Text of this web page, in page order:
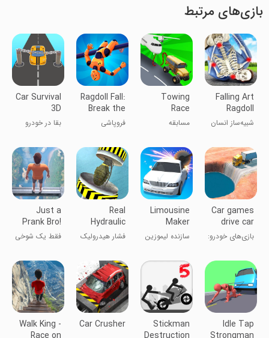
بازی‌های مرتبط
Falling Art
Ragdoll
Simulator
شبیه‌ساز انسان
سقوط
Towing
Race
مسابقه
Ragdoll Fall:
Break the
Bones!
فروپاشی
استخوان‌ها را
بشکن!
Car Survival
3D
بقا در خودرو
Car games
drive car
parking
بازی‌های خودرو:
Limousine
Maker
سازنده لیموزین
Real
Hydraulic
Press:
Crush 3D
فشار هیدرولیک
کردن 3D
Just a
Prank Bro!
فقط یک شوخی
Idle Tap
Stickman
Car Crusher
Walk King -